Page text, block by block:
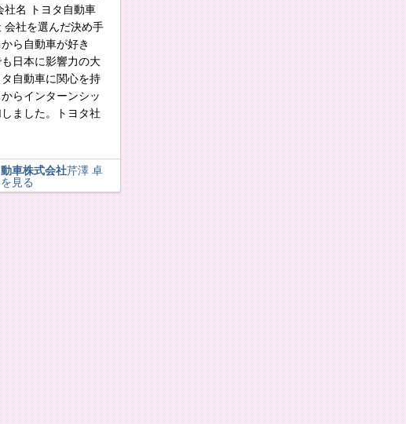
社名 トヨタ自動車
会社を選んだ決め手
ら自動車が好き
日本に影響力の大
自動車に関心を持
らインターンシッ
ました。トヨタ社
車株式会社芹澤 卓
見る